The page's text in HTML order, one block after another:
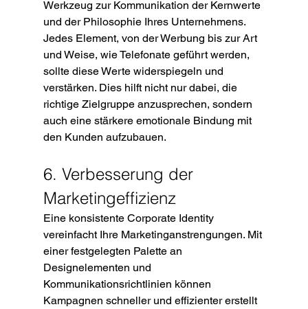
Werkzeug zur Kommunikation der Kernwerte
und der Philosophie Ihres Unternehmens.
Jedes Element, von der Werbung bis zur Art
und Weise, wie Telefonate geführt werden,
sollte diese Werte widerspiegeln und
verstärken. Dies hilft nicht nur dabei, die
richtige Zielgruppe anzusprechen, sondern
auch eine stärkere emotionale Bindung mit
den Kunden aufzubauen.
6. Verbesserung der
Marketingeffizienz
Eine konsistente Corporate Identity
vereinfacht Ihre Marketinganstrengungen. Mit
einer festgelegten Palette an
Designelementen und
Kommunikationsrichtlinien können
Kampagnen schneller und effizienter erstellt